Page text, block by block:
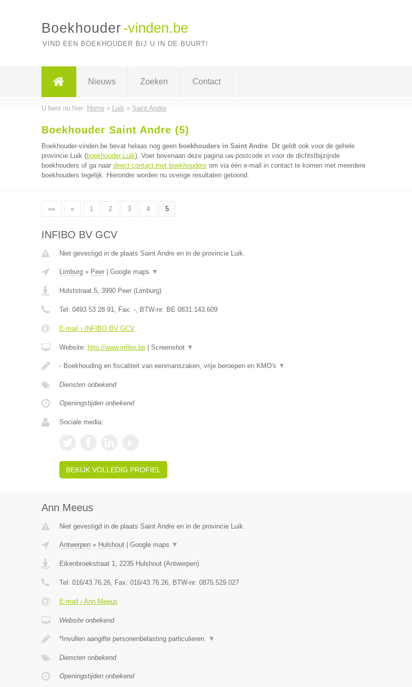
Boekhouder -vinden.be
VIND EEN BOEKHOUDER BIJ U IN DE BUURT!
Nieuws Zoeken Contact
U bent nu hier: Home» Luik » Saint Andre
Boekhouder Saint Andre (5)
Boekhouder-vinden.be bevat helaas nog geen boekhouders in Saint Andre. Dit geldt ook voor de gehele
provincie Luik (boekhouder Luik). Voer bovenaan deze pagina uw postcode in voor de dichtstbijzijnde
boekhouders of ga naar direct contact met boekhouders om via één e-mail in contact te komen met meerdere
boekhouders tegelijk. Hieronder worden nu overige resultaten getoond.
«« « 1 2 3 4 5
INFIBO BV GCV
Niet gevestigd in de plaats Saint Andre en in de provincie Luik.
Limburg» Peer| Google maps ▼
Hulststraat 5, 3990 Peer(Limburg)
Tel: 0493 53 28 91, Fax: -, BTW-nr: BE 0831.143.609
E-mail › INFIBO BV GCV
Website: http://www.infibo.be| Screenshot ▼
- Boekhouding en fiscaliteit van eenmanszaken, vrije beroepen en KMO's ▼
Diensten onbekend
Openingstijden onbekend
Sociale media:
BEKIJK VOLLEDIG PROFIEL
Ann Meeus
Niet gevestigd in de plaats Saint Andre en in de provincie Luik.
Antwerpen» Hulshout| Google maps ▼
Eikenbroekstraat 1, 2235 Hulshout(Antwerpen)
Tel: 016/43.76.26, Fax: 016/43.76.26, BTW-nr: 0875.529.027
E-mail › Ann Meeus
Website onbekend
*Invullen aangifte personenbelasting particulieren. ▼
Diensten onbekend
Openingstijden onbekend